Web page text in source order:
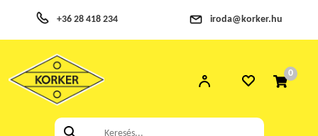
+36 28 418 234 iroda@korker.hu
0